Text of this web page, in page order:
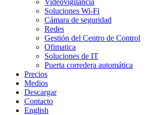
Soluciones Wi-Fi
Cámara de seguridad
Redes
Gestión del Centro de Control
Ofimatica
Soluciones de IT
Puerta corredera automática
Precios
Medios
Descargar
Contacto
English